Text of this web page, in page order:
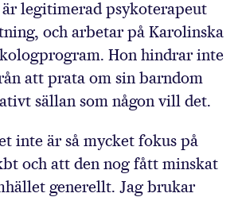
legitimerad psykoterapeut
och arbetar på Karolinska
Hon hindrar inte
att prata om sin barndom
sällan som någon vill det.
inte är så mycket fokus på
och att den nog fått minskat
generellt. Jag brukar